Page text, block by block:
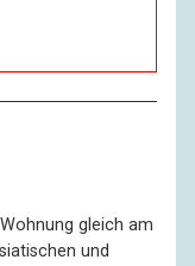
gleich am
und